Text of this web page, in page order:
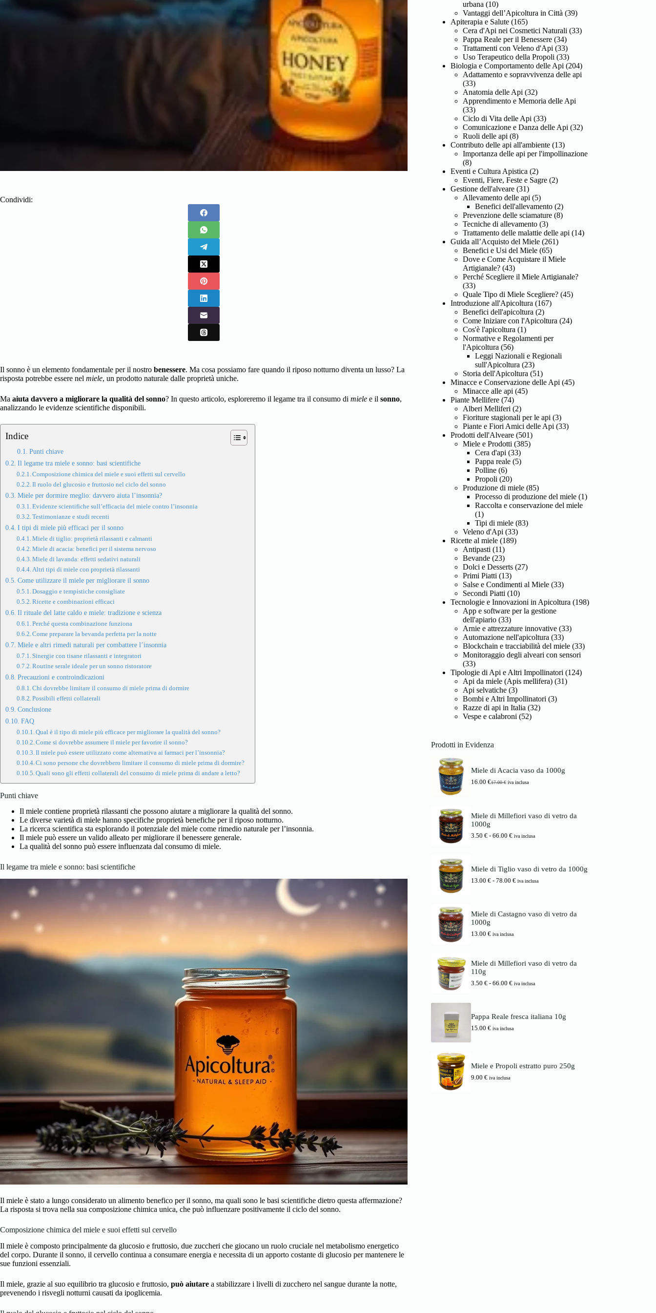
Condividi:
Il sonno è un elemento fondamentale per il nostro benessere. Ma cosa possiamo fare quando il riposo notturno diventa un lusso? La
risposta potrebbe essere nel miele, un prodotto naturale dalle proprietà uniche.
Ma aiuta davvero a migliorare la qualità del sonno? In questo articolo, esploreremo il legame tra il consumo di miele e il sonno,
analizzando le evidenze scientifiche disponibili.
Indice
Punti chiave
Il legame tra miele e sonno: basi scientifiche
Composizione chimica del miele e suoi effetti sul cervello
Il ruolo del glucosio e fruttosio nel ciclo del sonno
Miele per dormire meglio: davvero aiuta l’insonnia?
Evidenze scientifiche sull’efficacia del miele contro l’insonnia
Testimonianze e studi recenti
I tipi di miele più efficaci per il sonno
Miele di tiglio: proprietà rilassanti e calmanti
Miele di acacia: benefici per il sistema nervoso
Miele di lavanda: effetti sedativi naturali
Altri tipi di miele con proprietà rilassanti
Come utilizzare il miele per migliorare il sonno
Dosaggio e tempistiche consigliate
Ricette e combinazioni efficaci
Il rituale del latte caldo e miele: tradizione e scienza
Perché questa combinazione funziona
Come preparare la bevanda perfetta per la notte
Miele e altri rimedi naturali per combattere l’insonnia
Sinergie con tisane rilassanti e integratori
Routine serale ideale per un sonno ristoratore
Precauzioni e controindicazioni
Chi dovrebbe limitare il consumo di miele prima di dormire
Possibili effetti collaterali
Conclusione
FAQ
Qual è il tipo di miele più efficace per migliorare la qualità del sonno?
Come si dovrebbe assumere il miele per favorire il sonno?
Il miele può essere utilizzato come alternativa ai farmaci per l’insonnia?
Ci sono persone che dovrebbero limitare il consumo di miele prima di dormire?
Quali sono gli effetti collaterali del consumo di miele prima di andare a letto?
Punti chiave
Il miele contiene proprietà rilassanti che possono aiutare a migliorare la qualità del sonno.
Le diverse varietà di miele hanno specifiche proprietà benefiche per il riposo notturno.
La ricerca scientifica sta esplorando il potenziale del miele come rimedio naturale per l’insonnia.
Il miele può essere un valido alleato per migliorare il benessere generale.
La qualità del sonno può essere influenzata dal consumo di miele.
Il legame tra miele e sonno: basi scientifiche
Il miele è stato a lungo considerato un alimento benefico per il sonno, ma quali sono le basi scientifiche dietro questa affermazione?
La risposta si trova nella sua composizione chimica unica, che può influenzare positivamente il ciclo del sonno.
Composizione chimica del miele e suoi effetti sul cervello
Il miele è composto principalmente da glucosio e fruttosio, due zuccheri che giocano un ruolo cruciale nel metabolismo energetico
del corpo. Durante il sonno, il cervello continua a consumare energia e necessita di un apporto costante di glucosio per mantenere le
sue funzioni essenziali.
Il miele, grazie al suo equilibrio tra glucosio e fruttosio, può aiutare a stabilizzare i livelli di zucchero nel sangue durante la notte,
prevenendo i risvegli notturni causati da ipoglicemia.
urbana (10)
Vantaggi dell’Apicoltura in Città (39)
Apiterapia e Salute (165)
Cera d'Api nei Cosmetici Naturali (33)
Pappa Reale per il Benessere (34)
Trattamenti con Veleno d'Api (33)
Uso Terapeutico della Propoli (33)
Biologia e Comportamento delle Api (204)
Adattamento e sopravvivenza delle api
(33)
Anatomia delle Api (32)
Apprendimento e Memoria delle Api
(33)
Ciclo di Vita delle Api (33)
Comunicazione e Danza delle Api (32)
Ruoli delle api (8)
Contributo delle api all'ambiente (13)
Importanza delle api per l'impollinazione
(8)
Eventi e Cultura Apistica (2)
Eventi, Fiere, Feste e Sagre (2)
Gestione dell'alveare (31)
Allevamento delle api (5)
Benefici dell'allevamento (2)
Prevenzione delle sciamature (8)
Tecniche di allevamento (3)
Trattamento delle malattie delle api (14)
Guida all’Acquisto del Miele (261)
Benefici e Usi del Miele (65)
Dove e Come Acquistare il Miele
Artigianale? (43)
Perché Scegliere il Miele Artigianale?
(33)
Quale Tipo di Miele Scegliere? (45)
Introduzione all'Apicoltura (167)
Benefici dell'apicoltura (2)
Come Iniziare con l'Apicoltura (24)
Cos'è l'apicoltura (1)
Normative e Regolamenti per
l'Apicoltura (56)
Leggi Nazionali e Regionali
sull'Apicoltura (23)
Storia dell'Apicoltura (51)
Minacce e Conservazione delle Api (45)
Minacce alle api (45)
Piante Mellifere (74)
Alberi Melliferi (2)
Fioriture stagionali per le api (3)
Piante e Fiori Amici delle Api (33)
Prodotti dell'Alveare (501)
Miele e Prodotti (385)
Cera d'api (33)
Pappa reale (5)
Polline (6)
Propoli (20)
Produzione di miele (85)
Processo di produzione del miele (1)
Raccolta e conservazione del miele
(1)
Tipi di miele (83)
Veleno d'Api (33)
Ricette al miele (189)
Antipasti (11)
Bevande (23)
Dolci e Desserts (27)
Primi Piatti (13)
Salse e Condimenti al Miele (33)
Secondi Piatti (10)
Tecnologie e Innovazioni in Apicoltura (198)
App e software per la gestione
dell'apiario (33)
Arnie e attrezzature innovative (33)
Automazione nell'apicoltura (33)
Blockchain e tracciabilità del miele (33)
Monitoraggio degli alveari con sensori
(33)
Tipologie di Api e Altri Impollinatori (124)
Api da miele (Apis mellifera) (31)
Api selvatiche (3)
Bombi e Altri Impollinatori (3)
Razze di api in Italia (32)
Vespe e calabroni (52)
Prodotti in Evidenza
Miele di Acacia vaso da 1000g
17.00€
I
e
z
g
i
e
r
a
16.00 €
I
e
z
u
a
1
6
.
€
iva inclusa
Miele di Millefiori vaso di vetro da
1000g
3.50 € - 66.00 €F
a
d
e
o
a
3
5
a
6
€
iva inclusa
Miele di Tiglio vaso di vetro da 1000g
13.00 € - 78.00 €F
i
a
z
o
3
a
iva inclusa
Miele di Castagno vaso di vetro da
1000g
13.00 € iva inclusa
Miele di Millefiori vaso di vetro da
110g
3.50 € - 66.00 €F
i
d
z
iva inclusa
Pappa Reale fresca italiana 10g
15.00 € iva inclusa
Miele e Propoli estratto puro 250g
9.00 € iva inclusa